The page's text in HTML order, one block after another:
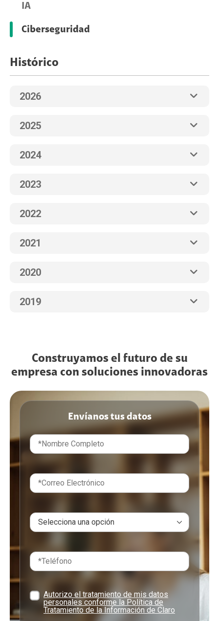
IA
Ciberseguridad
Histórico
2026
2025
2024
2023
2022
2021
2020
2019
Construyamos el futuro de su
empresa con soluciones innovadoras
Envíanos tus datos
Autorizo el tratamiento de mis datos
personales conforme la Política de
Tratamiento de la Información de Claro